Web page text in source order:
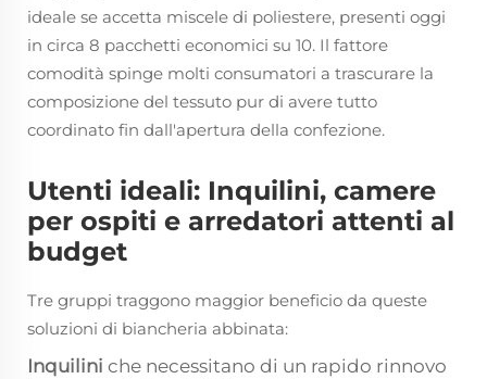
ideale se accetta miscele di poliestere, presenti oggi
in circa 8 pacchetti economici su 10. Il fattore
comodità spinge molti consumatori a trascurare la
composizione del tessuto pur di avere tutto
coordinato fin dall'apertura della confezione.
Utenti ideali: Inquilini, camere
per ospiti e arredatori attenti al
budget
Tre gruppi traggono maggior beneficio da queste
soluzioni di biancheria abbinata:
Inquilini che necessitano di un rapido rinnovo